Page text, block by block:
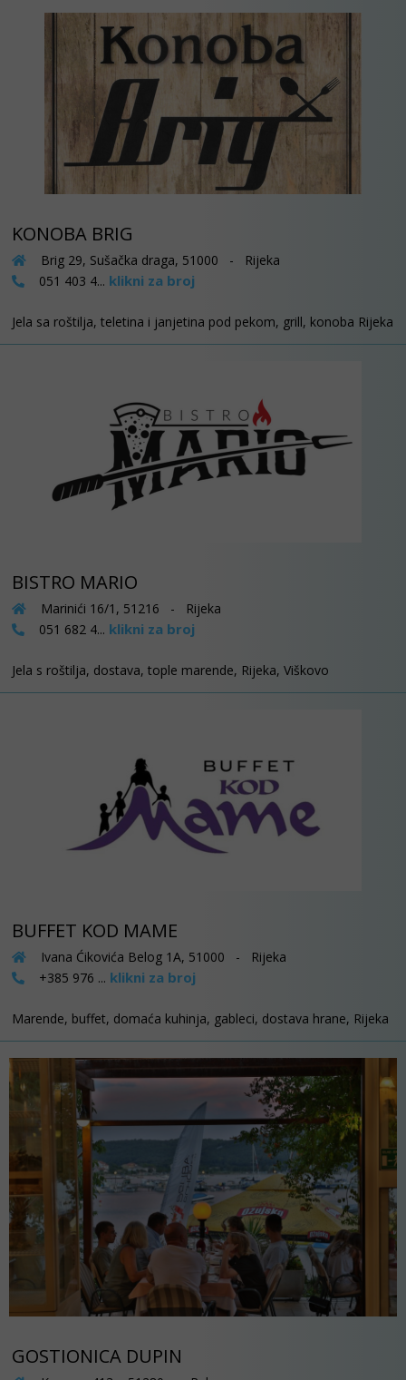
KONOBA BRIG
Brig 29, Sušačka draga, 51000 - Rijeka
051 403 4... klikni za broj
Jela sa roštilja, teletina i janjetina pod pekom, grill, konoba Rijeka
BISTRO MARIO
Marinići 16/1, 51216 - Rijeka
051 682 4... klikni za broj
Jela s roštilja, dostava, tople marende, Rijeka, Viškovo
BUFFET KOD MAME
Ivana Ćikovića Belog 1A, 51000 - Rijeka
+385 976 ... klikni za broj
Marende, buffet, domaća kuhinja, gableci, dostava hrane, Rijeka
GOSTIONICA DUPIN